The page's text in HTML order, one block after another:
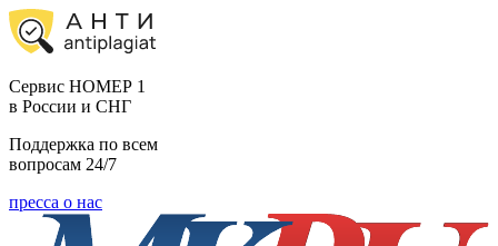
Cервис НОМЕР 1
в России и СНГ
Поддержка по всем
вопросам 24/7
пресса о нас